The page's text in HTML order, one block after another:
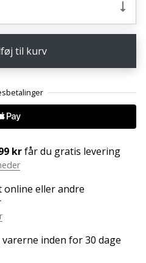
til kurv
krfår du gratis levering
online eller andre
inden for 30 dage